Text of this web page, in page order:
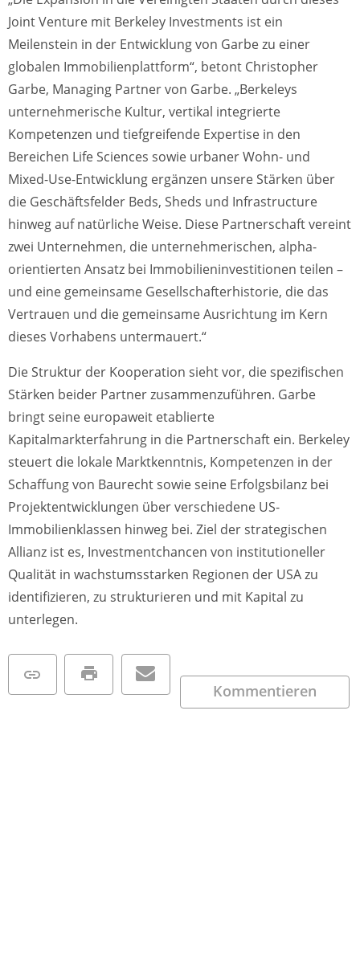
Joint Venture mit Berkeley Investments ist ein
Meilenstein in der Entwicklung von Garbe zu einer
globalen Immobilienplattform“, betont Christopher
Garbe, Managing Partner von Garbe. „Berkeleys
unternehmerische Kultur, vertikal integrierte
Kompetenzen und tiefgreifende Expertise in den
Bereichen Life Sciences sowie urbaner Wohn- und
Mixed-Use-Entwicklung ergänzen unsere Stärken über
die Geschäftsfelder Beds, Sheds und Infrastructure
hinweg auf natürliche Weise. Diese Partnerschaft vereint
zwei Unternehmen, die unternehmerischen, alpha-
orientierten Ansatz bei Immobilieninvestitionen teilen –
und eine gemeinsame Gesellschafterhistorie, die das
Vertrauen und die gemeinsame Ausrichtung im Kern
dieses Vorhabens untermauert.“
Die Struktur der Kooperation sieht vor, die spezifischen
Stärken beider Partner zusammenzuführen. Garbe
bringt seine europaweit etablierte
Kapitalmarkterfahrung in die Partnerschaft ein. Berkeley
steuert die lokale Marktkenntnis, Kompetenzen in der
Schaffung von Baurecht sowie seine Erfolgsbilanz bei
Projektentwicklungen über verschiedene US-
Immobilienklassen hinweg bei. Ziel der strategischen
Allianz ist es, Investmentchancen von institutioneller
Qualität in wachstumsstarken Regionen der USA zu
identifizieren, zu strukturieren und mit Kapital zu
unterlegen.
Kommentieren